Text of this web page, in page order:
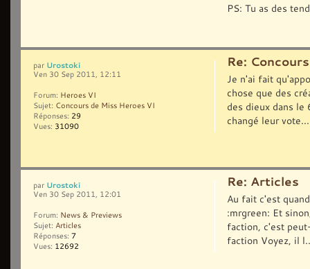
PS: Tu as des
Re:
Je n'ai fait
chose que des
des dieux dans
changé leur
par Urostoki
Ven 30 Sep 2011, 12:11
Forum: Heroes VI
Sujet: Concours de Miss Heroes VI
Réponses: 29
Vues: 31090
Re: Articles
Au fait c'est
:mrgreen: Et
faction, c'est
faction Voyez, il
par Urostoki
Ven 30 Sep 2011, 12:01
Forum: News & Previews
Sujet: Articles
Réponses: 7
Vues: 12692